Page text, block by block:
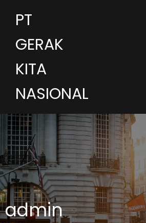
PT
GERAK
KITA
NASIONAL
admin